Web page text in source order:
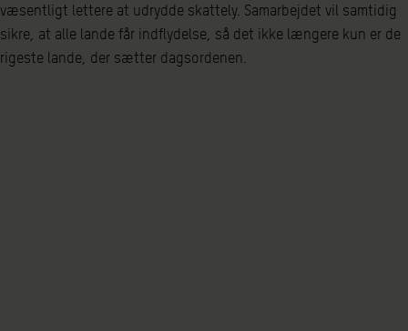
væsentligt lettere at udrydde skattely. Samarbejdet vil samtidig
sikre, at alle lande får indflydelse, så det ikke længere kun er de
rigeste lande, der sætter dagsordenen.